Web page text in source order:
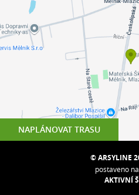
NAPLÁNOVAT TRASU
© ARSYLINE
postaveno
AKTIVNÍ